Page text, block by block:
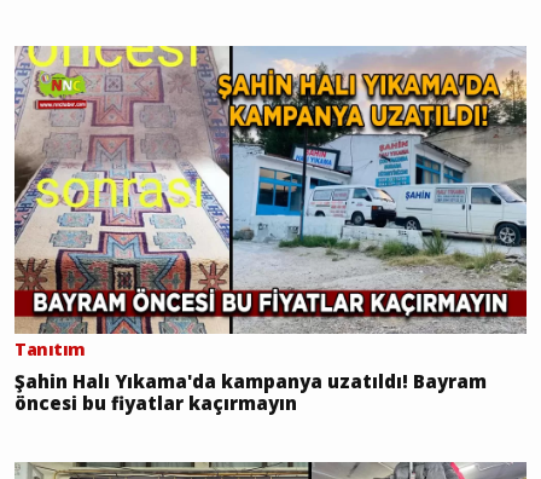
Tanıtım
Şahin Halı Yıkama'da kampanya uzatıldı! Bayram
öncesi bu fiyatlar kaçırmayın